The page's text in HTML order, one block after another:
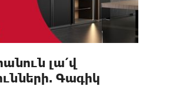
լա՛վ
Գագիկ